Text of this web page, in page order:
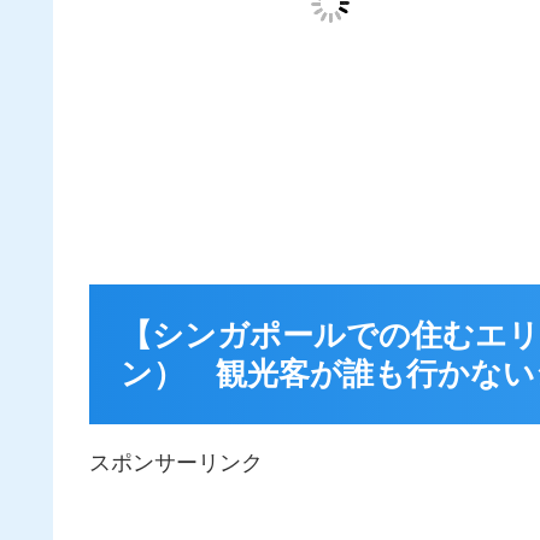
【シンガポールでの住むエ
ン） 観光客が誰も行かな
スポンサーリンク